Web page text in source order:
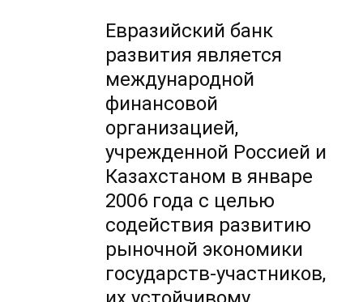
Евразийский банк
развития является
международной
финансовой
организацией,
учрежденной Россией и
Казахстаном в январе
2006 года с целью
содействия развитию
рыночной экономики
государств-участников,